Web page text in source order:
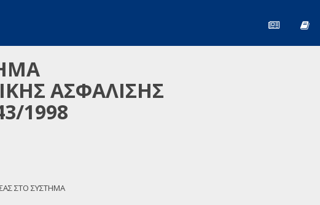
ΑΣΦΑΛΙΣΗΣ
1998
ΣΤΟ ΣΥΣΤΗΜΑ